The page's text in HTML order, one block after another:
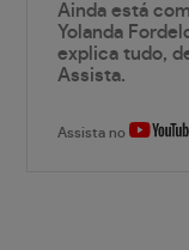
Ainda está
Yolanda
explica tudo,
Assista.
Assista no